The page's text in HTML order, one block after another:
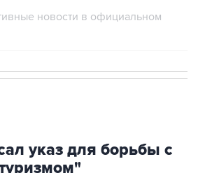
новости в официальном
указ для борьбы с